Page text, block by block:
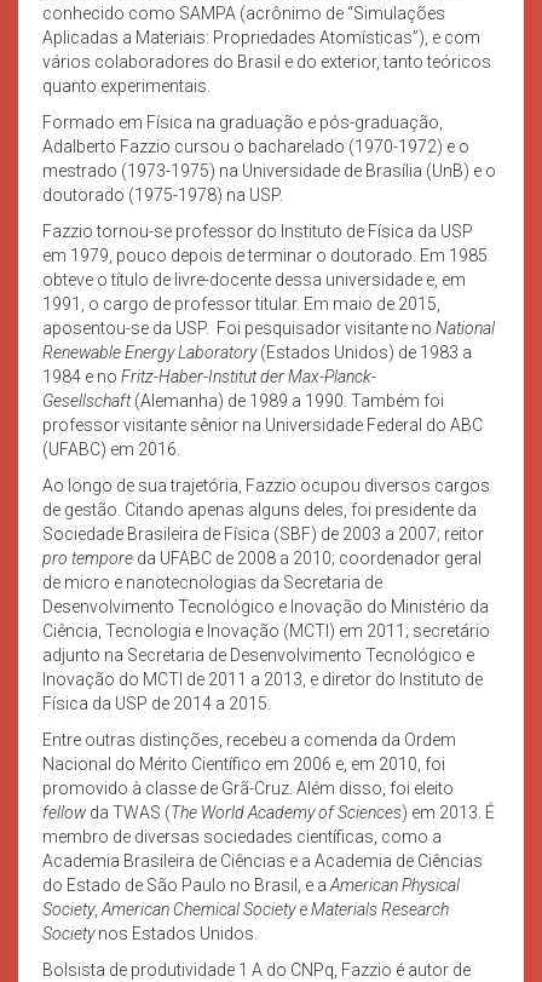
conhecido como SAMPA (acrônimo de “Simulações
Aplicadas a Materiais: Propriedades Atomísticas”), e com
vários colaboradores do Brasil e do exterior, tanto teóricos
quanto experimentais.
Formado em Física na graduação e pós-graduação,
Adalberto Fazzio cursou o bacharelado (1970-1972) e o
mestrado (1973-1975) na Universidade de Brasília (UnB) e o
doutorado (1975-1978) na USP.
Fazzio tornou-se professor do Instituto de Física da USP
em 1979, pouco depois de terminar o doutorado. Em 1985
obteve o título de livre-docente dessa universidade e, em
1991, o cargo de professor titular. Em maio de 2015,
aposentou-se da USP. Foi pesquisador visitante no National
Renewable Energy Laboratory(Estados Unidos) de 1983 a
1984 e no Fritz-Haber-Institut der Max-Planck-
Gesellschaft(Alemanha) de 1989 a 1990. Também foi
professor visitante sênior na Universidade Federal do ABC
(UFABC) em 2016.
Ao longo de sua trajetória, Fazzio ocupou diversos cargos
de gestão. Citando apenas alguns deles, foi presidente da
Sociedade Brasileira de Física (SBF) de 2003 a 2007; reitor
pro tempore da UFABC de 2008 a 2010; coordenador geral
de micro e nanotecnologias da Secretaria de
Desenvolvimento Tecnológico e Inovação do Ministério da
Ciência, Tecnologia e Inovação (MCTI) em 2011; secretário
adjunto na Secretaria de Desenvolvimento Tecnológico e
Inovação do MCTI de 2011 a 2013, e diretor do Instituto de
Física da USP de 2014 a 2015.
Entre outras distinções, recebeu a comenda da Ordem
Nacional do Mérito Científico em 2006 e, em 2010, foi
promovido à classe de Grã-Cruz. Além disso, foi eleito
fellowda TWAS (The World Academy of Sciences) em 2013. É
membro de diversas sociedades científicas, como a
Academia Brasileira de Ciências e a Academia de Ciências
do Estado de São Paulo no Brasil, e a American Physical
Society, American Chemical SocietyeMaterials Research
Societynos Estados Unidos.
Bolsista de produtividade 1 A do CNPq, Fazzio é autor de